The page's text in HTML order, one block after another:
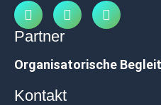
Partner
Organisatorische
Kontakt